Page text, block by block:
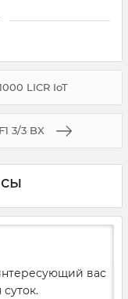
LICR IoT
3/3 BX
вас